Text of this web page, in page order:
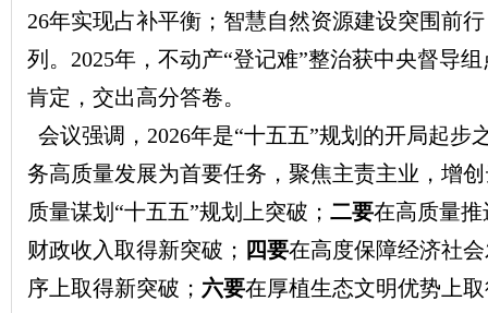
26年实现占补平衡；智慧自然资源建设突围前
列。2025年，不动产“登记难”整治获中央督导
肯定，交出高分答卷。
会议强调，2026年是“十五五”规划的开局起
务高质量发展为首要任务，聚焦主责主业，增
质量谋划“十五五”规划上突破； 二要在高质量
财政收入取得新突破； 四要在高度保障经济社
序上取得新突破； 六要在厚植生态文明优势上